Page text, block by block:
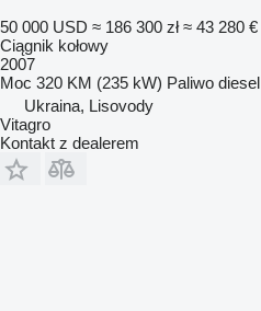
50 000 USD ≈ 186 300 zł ≈ 43 280 €
Ciągnik kołowy
2007
Moc 320 KM (235 kW) Paliwo diesel
Ukraina, Lisovody
Vitagro
Kontakt z dealerem